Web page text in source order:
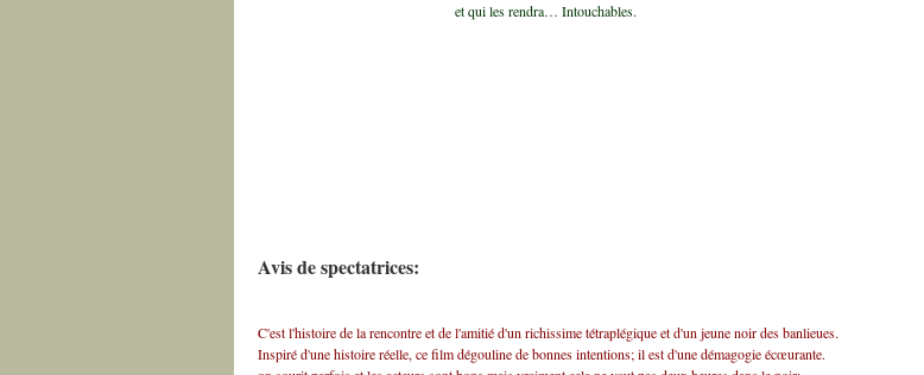
et qui les rendra… Intouchables.
Avis de spectatrices:
C'est l'histoire de la rencontre et de l'amitié d'un richissime tétraplégique et d'un jeune noir des banlieues.
Inspiré d'une histoire réelle, ce film dégouline de bonnes intentions; il est d'une démagogie écœurante.